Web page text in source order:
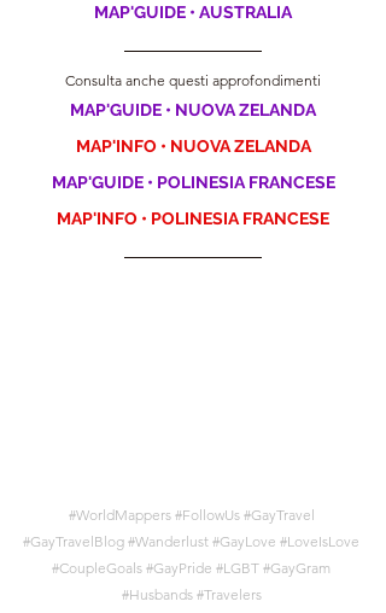
MAP'GUIDE • AUSTRALIA
Consulta anche questi approfondimenti
MAP'GUIDE • NUOVA ZELANDA
MAP'INFO • NUOVA ZELANDA
MAP'GUIDE • POLINESIA FRANCESE
MAP'INFO • POLINESIA FRANCESE
#WorldMappers #FollowUs #GayTravel
#GayTravelBlog #Wanderlust #GayLove #LoveIsLove
#CoupleGoals #GayPride #LGBT #GayGram
#Husbands #Travelers